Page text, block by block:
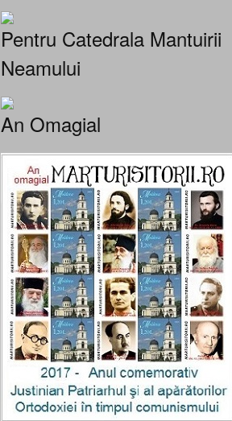
Pentru Catedrala Mantuirii
Neamului
An Omagial